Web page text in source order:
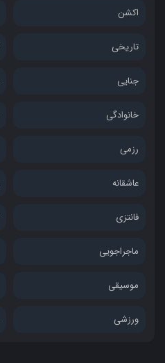
اکشن
تاریخی
جنایی
خانوادگی
رزمی
عاشقانه
فانتزی
ماجراجویی
موسیقی
ورزشی